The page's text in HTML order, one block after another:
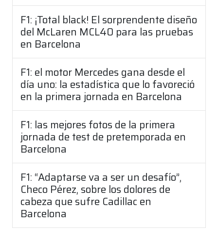
F1: ¡Total black! El sorprendente diseño
del McLaren MCL40 para las pruebas
en Barcelona
F1: el motor Mercedes gana desde el
día uno: la estadística que lo favoreció
en la primera jornada en Barcelona
F1: las mejores fotos de la primera
jornada de test de pretemporada en
Barcelona
F1: “Adaptarse va a ser un desafío”,
Checo Pérez, sobre los dolores de
cabeza que sufre Cadillac en
Barcelona